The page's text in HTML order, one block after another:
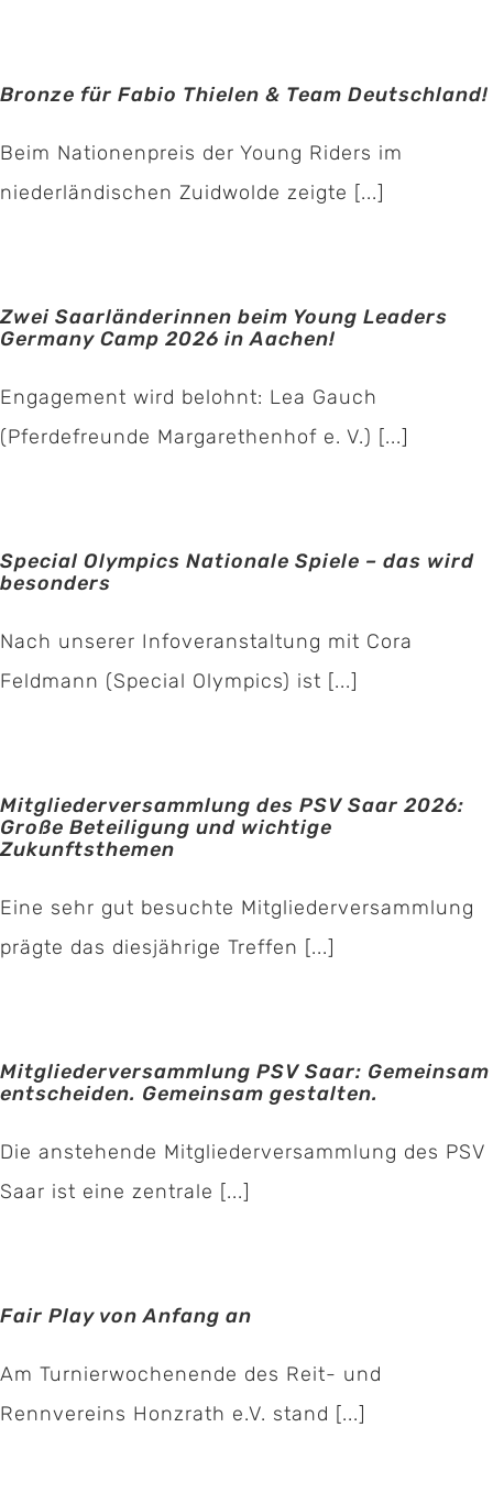
Bronze für Fabio Thielen & Team Deutschland!
Beim Nationenpreis der Young Riders im
niederländischen Zuidwolde zeigte [...]
Zwei Saarländerinnen beim Young Leaders
Germany Camp 2026 in Aachen!
Engagement wird belohnt: Lea Gauch
(Pferdefreunde Margarethenhof e. V.) [...]
Special Olympics Nationale Spiele – das wird
besonders
Nach unserer Infoveranstaltung mit Cora
Feldmann (Special Olympics) ist [...]
Mitgliederversammlung des PSV Saar 2026:
Große Beteiligung und wichtige
Zukunftsthemen
Eine sehr gut besuchte Mitgliederversammlung
prägte das diesjährige Treffen [...]
Mitgliederversammlung PSV Saar: Gemeinsam
entscheiden. Gemeinsam gestalten.
Die anstehende Mitgliederversammlung des PSV
Saar ist eine zentrale [...]
Fair Play von Anfang an
Am Turnierwochenende des Reit- und
Rennvereins Honzrath e.V. stand [...]